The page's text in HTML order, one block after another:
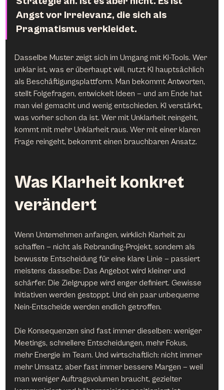
Angst vor Irrelevanz, die sich als
Pragmatismus verkleidet.
Dasselbe Muster zeigt sich im Umgang mit KI-Tools. Wer
unklar ist, was er überhaupt will, nutzt KI hauptsächlich
als Beschäftigungsplattform. Man bekommt Antworten,
stellt Folgefragen, entwickelt Ideen — und am Ende hat
man viel gemacht und wenig entschieden. KI verstärkt,
was vorher schon da ist. Wer mit Unklarheit reingeht,
kommt mit mehr Unklarheit raus. Wer mit einer klaren
Frage reingeht, bekommt einen brauchbaren Ansatz.
Was Klarheit konkret
verändert
Wenn Unternehmen anfangen, wirklich Klarheit zu
schaffen — nicht als Rebranding-Projekt, sondern als
bewusste Entscheidung für eine klare Linie — passiert
meistens dasselbe: Das Angebot wird kleiner und
schärfer. Die Zielgruppe wird enger definiert. Gewisse
Initiativen werden gestoppt. Und ein paar unbequeme
Nein-Entscheide werden endlich getroffen.
Die Konsequenzen sind fast immer dieselben: weniger
Meetings, schnellere Entscheidungen, mehr Fokus,
mehr Energie im Team. Und wirtschaftlich: nicht immer
mehr Umsatz, aber fast immer bessere Margen — weil
man weniger Auftragsvolumen braucht, gezielter